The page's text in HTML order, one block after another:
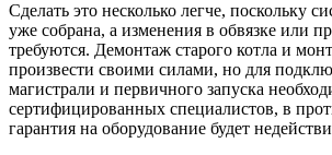
Сделать это несколько легче, поскольку
уже собрана, а изменения в обвязке или
требуются. Демонтаж старого котла и
произвести своими силами, но для
магистрали и первичного запуска
сертифицированных специалистов, в
гарантия на оборудование будет